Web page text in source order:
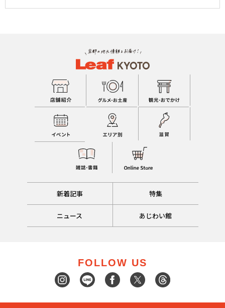
新着記事 特集
ニュース あじわい館
FOLLOW US